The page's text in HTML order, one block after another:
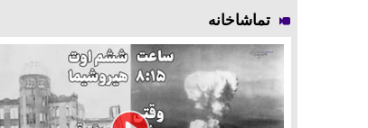
تماشاخانه